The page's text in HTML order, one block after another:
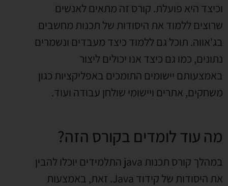
וכיצד היא פועלת. קורס זה מתאים לאנשים
שרוצים ללמוד את היסודות של תכנות מחשבים
בג'אווה. תוכל גם ללמוד כיצד מעבדים ונשמרים
נתונים, כמו גם כיצד אנו יכולים ליצור
באמצעותם יישומים התומכים באפליקציות כגון
משחקים, אתרים ויישומי שולחן עבודה ועוד.
מה עוד לומדים בקורס הזה?
במהלך קורס תכנות java התלמידים יוכלו להבין
את היסודות של קידוד Java. זאת, באמצעות